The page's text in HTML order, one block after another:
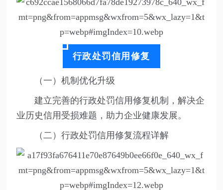
行政处罚信用修复
（一）机制优化升级
建立完善的行政处罚信用修复机制，解决企
业历史信用受损难题，助力企业健康发展。
（二）行政处罚信用修复流程详解